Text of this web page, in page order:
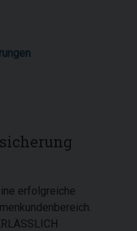
erfolgreiche